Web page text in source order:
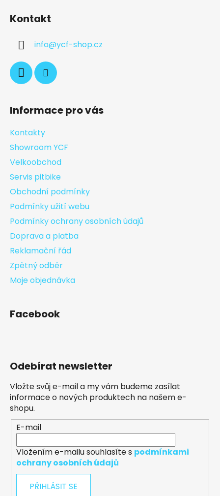
Kontakt
info@ycf-shop.cz
Informace pro vás
Kontakty
Showroom YCF
Velkoobchod
Servis pitbike
Obchodní podmínky
Podmínky užití webu
Podmínky ochrany osobních údajů
Doprava a platba
Reklamační řád
Zpětný odběr
Moje objednávka
Facebook
Odebírat newsletter
Vložte svůj e-mail a my vám budeme zasílat
informace o nových produktech na našem e-
shopu.
E-mail
Vložením e-mailu souhlasíte s podmínkami
ochrany osobních údajů
PŘIHLÁSIT SE